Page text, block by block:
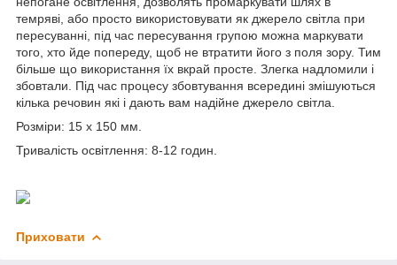
темряві, або просто використовувати як джерело світла при
пересуванні, під час пересування групою можна маркувати
того, хто йде попереду, щоб не втратити його з поля зору. Тим
більше що використання їх вкрай просте. Злегка надломили і
збовтали. Під час процесу збовтування всередині змішуються
кілька речовин які і дають вам надійне джерело світла.
Розміри: 15 x 150 мм.
Тривалість освітлення: 8-12 годин.
Приховати